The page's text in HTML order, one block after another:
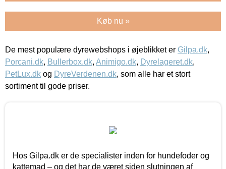
Køb nu »
De mest populære dyrewebshops i øjeblikket er Gilpa.dk,
Porcani.dk, Bullerbox.dk, Animigo.dk, Dyrelageret.dk,
PetLux.dk og DyreVerdenen.dk, som alle har et stort
sortiment til gode priser.
Hos Gilpa.dk er de specialister inden for hundefoder og
kattemad – og det har de været siden slutningen af